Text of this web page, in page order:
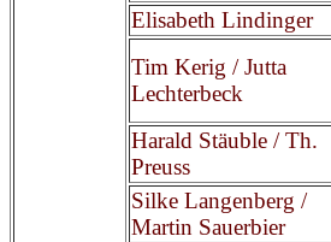
Elisabeth Lindinger
Tim Kerig / Jutta
Lechterbeck
Harald Stäuble / Th.
Preuss
Silke Langenberg /
Martin Sauerbier